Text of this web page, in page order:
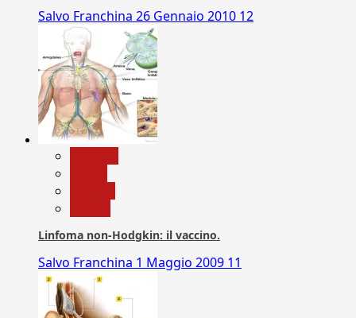
Salvo Franchina 26 Gennaio 2010 12
Linfoma non-Hodgkin: il vaccino.
Salvo Franchina 1 Maggio 2009 11